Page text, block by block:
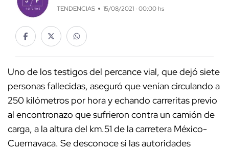
TENDENCIAS 15/08/2021 · 00:00 hs
Uno de los testigos del percance vial, que dejó siete
personas fallecidas, aseguró que venían circulando a
250 kilómetros por hora y echando carreritas previo
al encontronazo que sufrieron contra un camión de
carga, a la altura del km.51 de la carretera México-
Cuernavaca. Se desconoce si las autoridades